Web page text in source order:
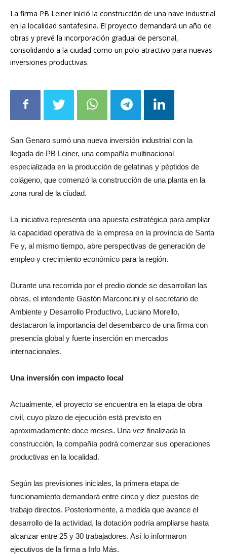
La firma PB Leiner inició la construcción de una nave industrial
en la localidad santafesina. El proyecto demandará un año de
obras y prevé la incorporación gradual de personal,
consolidando a la ciudad como un polo atractivo para nuevas
inversiones productivas.
San Genaro sumó una nueva inversión industrial con la
llegada de PB Leiner, una compañía multinacional
especializada en la producción de gelatinas y péptidos de
colágeno, que comenzó la construcción de una planta en la
zona rural de la ciudad.
La iniciativa representa una apuesta estratégica para ampliar
la capacidad operativa de la empresa en la provincia de Santa
Fe y, al mismo tiempo, abre perspectivas de generación de
empleo y crecimiento económico para la región.
Durante una recorrida por el predio donde se desarrollan las
obras, el intendente Gastón Marconcini y el secretario de
Ambiente y Desarrollo Productivo, Luciano Morello,
destacaron la importancia del desembarco de una firma con
presencia global y fuerte inserción en mercados
internacionales.
Una inversión con impacto local
Actualmente, el proyecto se encuentra en la etapa de obra
civil, cuyo plazo de ejecución está previsto en
aproximadamente doce meses. Una vez finalizada la
construcción, la compañía podrá comenzar sus operaciones
productivas en la localidad.
Según las previsiones iniciales, la primera etapa de
funcionamiento demandará entre cinco y diez puestos de
trabajo directos. Posteriormente, a medida que avance el
desarrollo de la actividad, la dotación podría ampliarse hasta
alcanzar entre 25 y 30 trabajadores. Así lo informaron
ejecutivos de la firma a Info Más.